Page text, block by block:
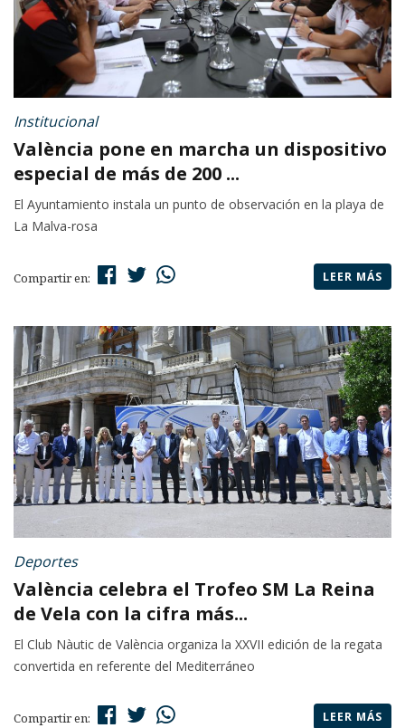
Institucional
València pone en marcha un dispositivo
especial de más de 200 ...
El Ayuntamiento instala un punto de observación en la playa de
La Malva-rosa
Compartir en: LEER MÁS
Deportes
València celebra el Trofeo SM La Reina
de Vela con la cifra más...
El Club Nàutic de València organiza la XXVII edición de la regata
convertida en referente del Mediterráneo
Compartir en: LEER MÁS